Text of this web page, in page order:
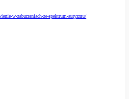
w-zaburzeniach-ze-spektrum-autyzmu/